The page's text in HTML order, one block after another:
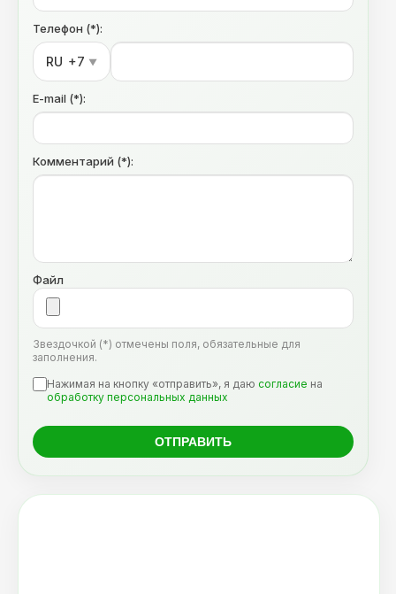
Телефон (*):
RU +7 ▼
E-mail (*):
Комментарий (*):
Файл
Звездочкой (*) отмечены поля, обязательные для
заполнения.
Нажимая на кнопку «отправить», я даю согласие на
обработку персональных данных